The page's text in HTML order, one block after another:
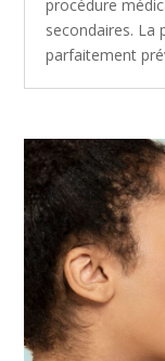
procédure
secondaires.
parfaitement